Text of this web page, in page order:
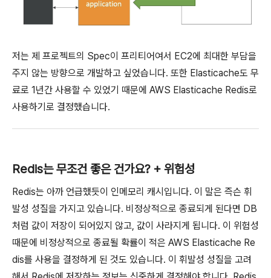
저는 제 프로젝트의 Spec이 프리티어여서 EC2에 최대한 부담을
주지 않는 방향으로 개발하고 싶었습니다. 또한 Elasticache도 무
료로 1년간 사용할 수 있었기 때문에 AWS Elasticache Redis로
사용하기로 결정했습니다.
Redis는 무조건 좋은 건가요? + 위험성
Redis는 아까 언급했듯이 인메모리 캐시입니다. 이 말은 즉슨 휘
발성 성질을 가지고 있습니다. 비정상적으로 종료되게 된다면 DB
처럼 값이 저장이 되어있지 않고, 값이 사라지게 됩니다. 이 위험성
때문에 비정상적으로 종료될 확률이 적은 AWS Elasticache Re
dis를 사용을 결정하게 된 것도 있습니다. 이 휘발성 성질을 고려